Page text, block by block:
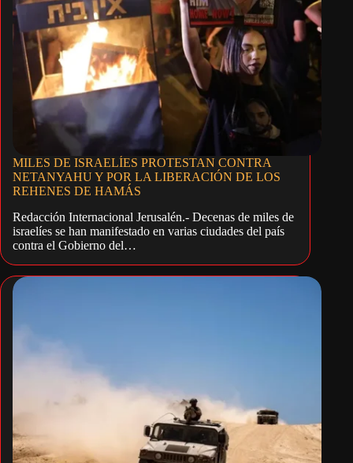
MILES DE ISRAELÍES PROTESTAN CONTRA
NETANYAHU Y POR LA LIBERACIÓN DE LOS
REHENES DE HAMÁS
Redacción Internacional Jerusalén.- Decenas de miles de
israelíes se han manifestado en varias ciudades del país
contra el Gobierno del…